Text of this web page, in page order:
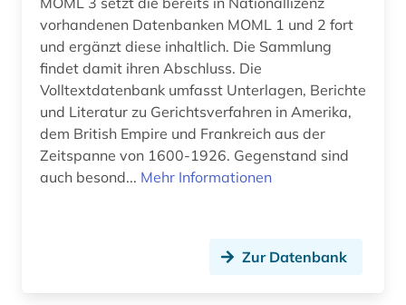
asyl (2)
atlas (13)
atmosphäre (1)
attentat (1)
audiovisuelle medien (1)
vorhandenen Datenbanken MOML 1 und 2 fort
und ergänzt diese inhaltlich. Die Sammlung
findet damit ihren Abschluss. Die
Volltextdatenbank umfasst Unterlagen, Berichte
und Literatur zu Gerichtsverfahren in Amerika,
dem British Empire und Frankreich aus der
Zeitspanne von 1600-1926. Gegenstand sind
auch besond... Mehr Informationen
Zur Datenbank